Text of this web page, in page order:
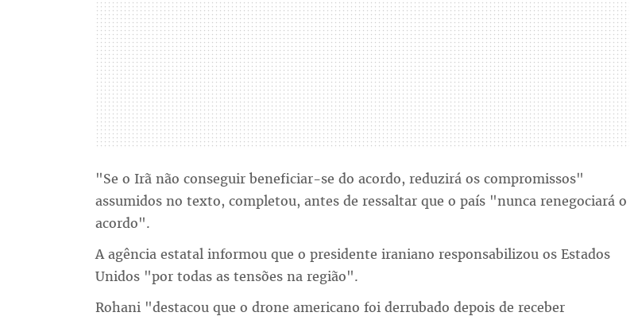
"Se o Irã não conseguir beneficiar-se do acordo, reduzirá os compromissos"
assumidos no texto, completou, antes de ressaltar que o país "nunca renegociará o
acordo".
A agência estatal informou que o presidente iraniano responsabilizou os Estados
Unidos "por todas as tensões na região".
Rohani "destacou que o drone americano foi derrubado depois de receber